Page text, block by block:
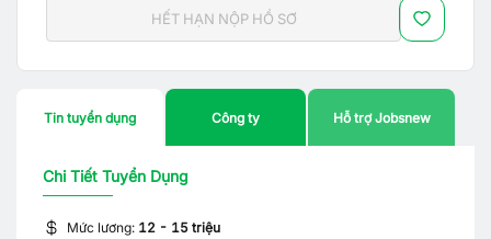
HẾT HẠN NỘP HỒ SƠ
Tin tuyển dụng Công ty Hỗ trợ Jobsnew
Chi Tiết Tuyển Dụng
Mức lương: 12 - 15 triệu